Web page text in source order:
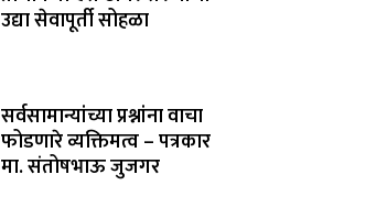
उद्या सेवापूर्ती सोहळा
सर्वसामान्यांच्या प्रश्नांना वाचा
फोडणारे व्यक्तिमत्व – पत्रकार
मा. संतोषभाऊ जुजगर